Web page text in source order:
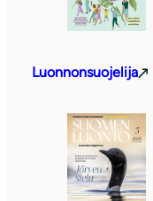
Luonnonsuojelija